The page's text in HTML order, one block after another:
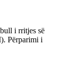
i rritjes së
Përparimi i